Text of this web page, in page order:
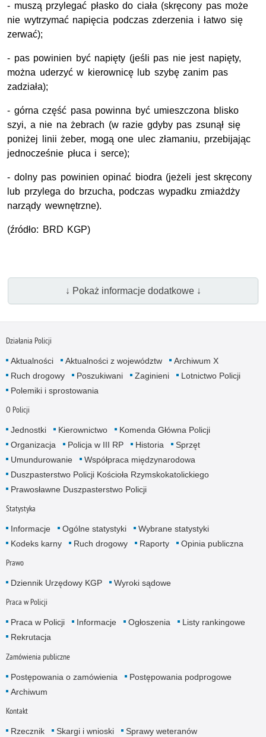
- muszą przylegać płasko do ciała (skręcony pas może
nie wytrzymać napięcia podczas zderzenia i łatwo się
zerwać);
- pas powinien być napięty (jeśli pas nie jest napięty,
można uderzyć w kierownicę lub szybę zanim pas
zadziała);
- górna część pasa powinna być umieszczona blisko
szyi, a nie na żebrach (w razie gdyby pas zsunął się
poniżej linii żeber, mogą one ulec złamaniu, przebijając
jednocześnie płuca i serce);
- dolny pas powinien opinać biodra (jeżeli jest skręcony
lub przylega do brzucha, podczas wypadku zmiażdży
narządy wewnętrzne).
(źródło: BRD KGP)
↓ Pokaż informacje dodatkowe ↓
Działania Policji
Aktualności Aktualności z województw
Archiwum X
Ruch drogowy
Poszukiwani Zaginieni
Lotnictwo Policji
Polemiki i sprostowania
O Policji
Jednostki Kierownictwo
Komenda Główna Policji
Organizacja
Policja w III RP Historia
Sprzęt
Umundurowanie
Współpraca międzynarodowa
Duszpasterstwo Policji Kościoła Rzymskokatolickiego
Prawosławne Duszpasterstwo Policji
Statystyka
Informacje Ogólne statystyki
Wybrane statystyki
Kodeks karny
Ruch drogowy Raporty Opinia publiczna
Prawo
Dziennik Urzędowy KGP Wyroki sądowe
Praca w Policji
Praca w Policji Informacje Ogłoszenia
Listy rankingowe
Rekrutacja
Zamówienia publiczne
Postępowania o zamówienia
Postępowania podprogowe
Archiwum
Kontakt
Rzecznik Skargi i wnioski Sprawy weteranów